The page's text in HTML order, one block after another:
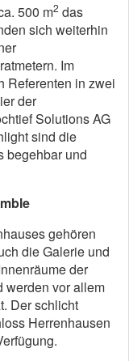
500 m2 das
sich weiterhin
Im
Referenten in zwei
der
Solutions AG
sind die
begehbar und
gehören
die Galerie und
der
werden vor allem
Der schlicht
Herrenhausen